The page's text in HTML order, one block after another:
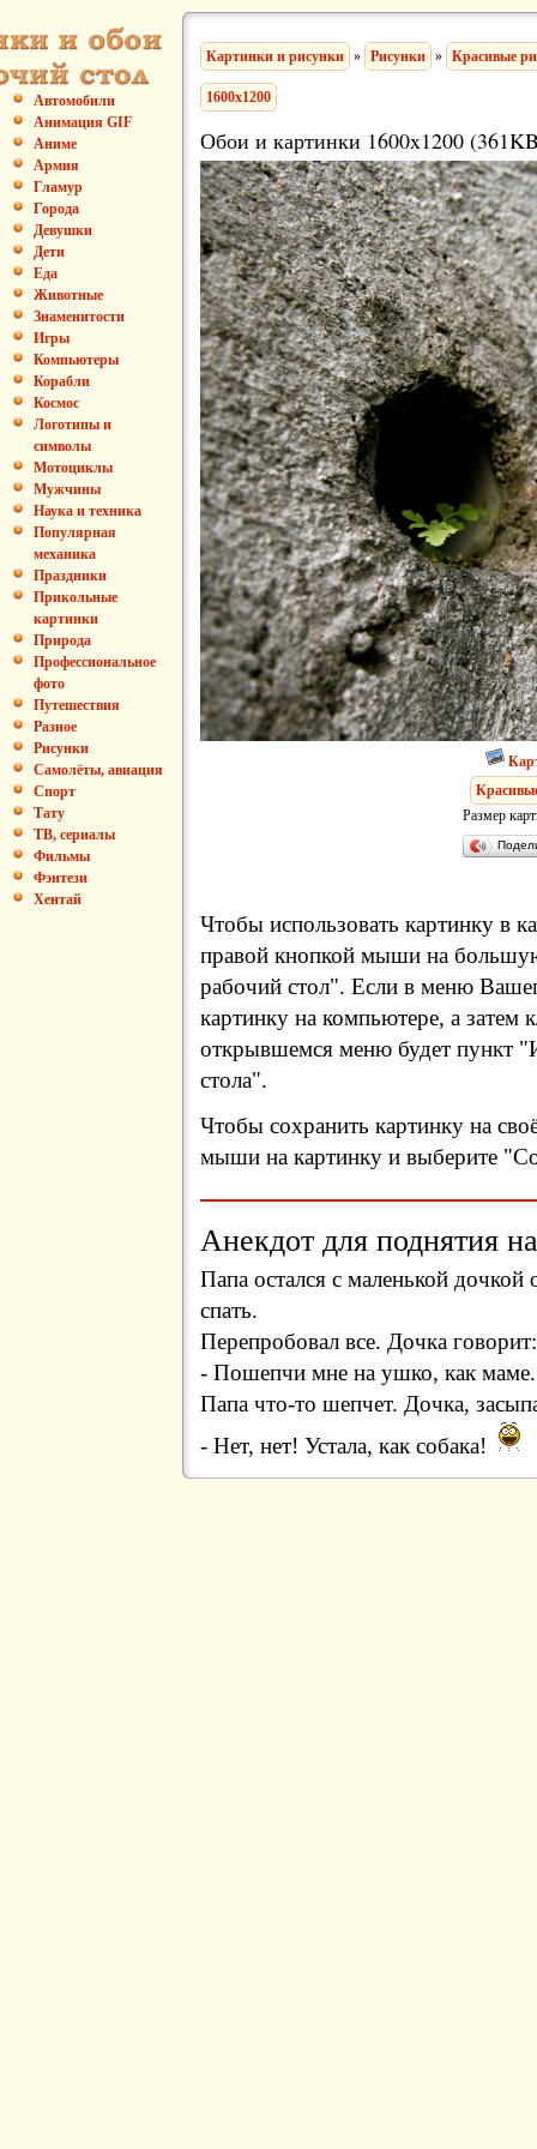
Автомобили
Анимация GIF
Аниме
Армия
Гламур
Города
Девушки
Дети
Еда
Животные
Знаменитости
Игры
Компьютеры
Корабли
Космос
Логотипы и
символы
Мотоциклы
Мужчины
Наука и техника
Популярная
механика
Праздники
Прикольные
картинки
Природа
Профессиональное
фото
Путешествия
Разное
Рисунки
Самолёты, авиация
Спорт
Тату
ТВ, сериалы
Фильмы
Фэнтези
Хентай
Картинки и рисунки » Рисунки » Красивые
1600x1200
Обои и картинки 1600x1200
Размер
Чтобы использовать картинку в
правой кнопкой мыши на
рабочий стол". Если в меню
картинку на компьютере, а затем
открывшемся меню будет пункт
стола".
Чтобы сохранить картинку на
мыши на картинку и выберите
Анекдот для поднятия
Папа остался с маленькой
спать.
Перепробовал все. Дочка говорит:
- Пошепчи мне на ушко, как маме.
Папа что-то шепчет. Дочка,
- Нет, нет! Устала, как собака!